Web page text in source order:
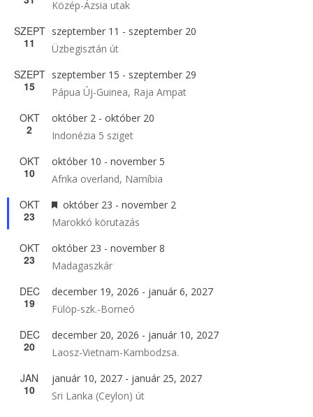
Közép-Ázsia utak
SZEPT
11
szeptember 11 - szeptember 20
Üzbegisztán út
SZEPT
15
szeptember 15 - szeptember 29
Pápua Új-Guinea, Raja Ampat
OKT
2
október 2 - október 20
Indonézia 5 sziget
OKT
10
október 10 - november 5
Afrika overland, Namíbia
OKT
23
Kiemelt
október 23 - november 2
Marokkó körutazás
OKT
23
október 23 - november 8
Madagaszkár
DEC
19
december 19, 2026 - január 6, 2027
Fülöp-szk.-Borneó
DEC
20
december 20, 2026 - január 10, 2027
Laosz-Vietnam-Kambodzsa.
JAN
10
január 10, 2027 - január 25, 2027
Sri Lanka (Ceylon) út